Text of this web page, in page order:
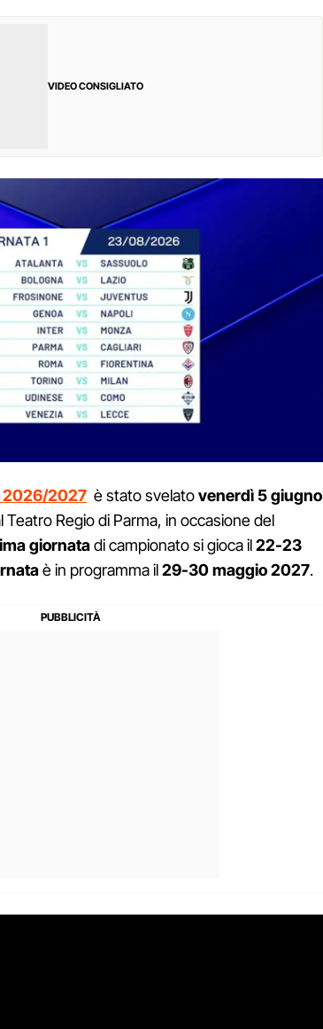
VIDEO CONSIGLIATO
2026/2027 è stato svelatovenerdì 5 giugno
Regio di Parma, in occasione del
giornatadi campionato si gioca il22-23
è in programma il29-30 maggio 2027.